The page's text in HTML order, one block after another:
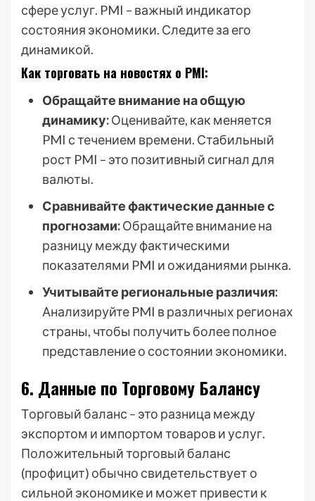
сфере услуг. PMI – важный индикатор
состояния экономики. Следите за его
динамикой.
Как торговать на новостях о PMI:
Обращайте внимание на общую
динамику:Оценивайте, как меняется
PMI с течением времени. Стабильный
рост PMI – это позитивный сигнал для
валюты.
Сравнивайте фактические данные с
прогнозами:Обращайте внимание на
разницу между фактическими
показателями PMI и ожиданиями рынка.
Учитывайте региональные различия:
Анализируйте PMI в различных регионах
страны, чтобы получить более полное
представление о состоянии экономики.
6. Данные по Торговому Балансу
Торговый баланс – это разница между
экспортом и импортом товаров и услуг.
Положительный торговый баланс
(профицит) обычно свидетельствует о
сильной экономике и может привести к